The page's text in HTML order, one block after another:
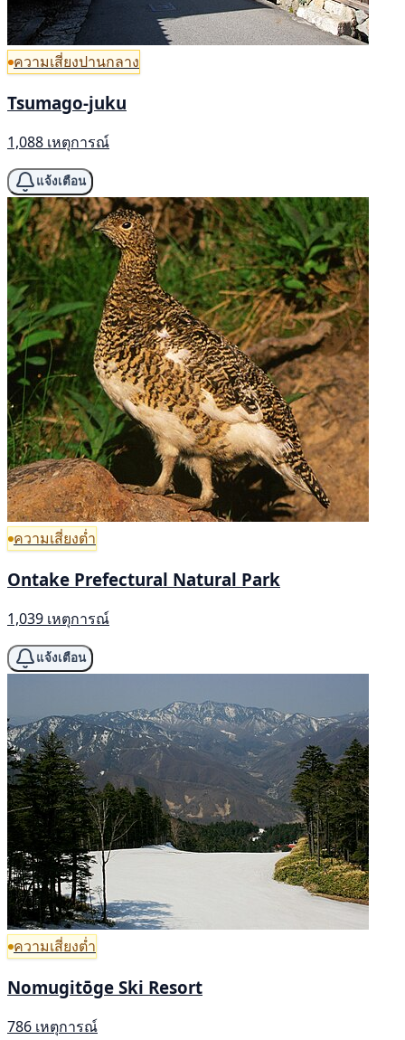
ความเสี่ยงปานกลาง
Tsumago-juku
1,088 เหตุการณ์
แจ้งเตือน
ความเสี่ยงต่ำ
Ontake Prefectural Natural Park
1,039 เหตุการณ์
แจ้งเตือน
ความเสี่ยงต่ำ
Nomugitōge Ski Resort
786 เหตุการณ์